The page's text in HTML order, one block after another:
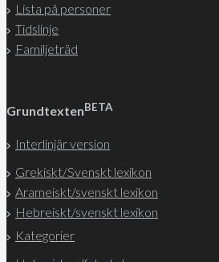
Lista på personer
Tidslinje
Familjeträd
GrundtextenBETA
Interlinjär version
Grekiskt/Svenskt lexikon
Arameiskt/svenskt lexikon
Hebreiskt/svenskt lexikon
Kategorier